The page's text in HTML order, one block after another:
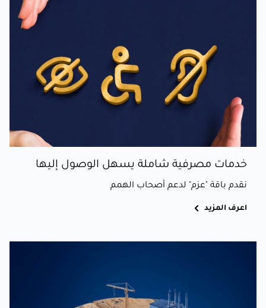
خدمات مصرفية شاملة يسهل الوصول إليها
نقدم باقة "عزم" لدعم أصحاب الهمم
اعرف المزيد